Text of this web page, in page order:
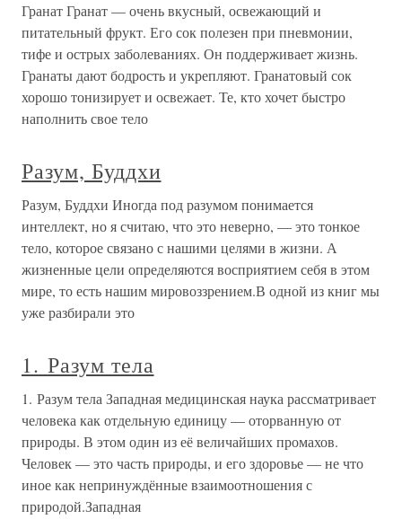
Гранат Гранат — очень вкусный, освежающий и
питательный фрукт. Его сок полезен при пневмонии,
тифе и острых заболеваниях. Он поддерживает жизнь.
Гранаты дают бодрость и укрепляют. Гранатовый сок
хорошо тонизирует и освежает. Те, кто хочет быстро
наполнить свое тело
Разум, Буддхи
Разум, Буддхи Иногда под разумом понимается
интеллект, но я считаю, что это неверно, — это тонкое
тело, которое связано с нашими целями в жизни. А
жизненные цели определяются восприятием себя в этом
мире, то есть нашим мировоззрением.В одной из книг мы
уже разбирали это
1. Разум тела
1. Разум тела Западная медицинская наука рассматривает
человека как отдельную единицу — оторванную от
природы. В этом один из её величайших промахов.
Человек — это часть природы, и его здоровье — не что
иное как непринуждённые взаимоотношения с
природой.Западная